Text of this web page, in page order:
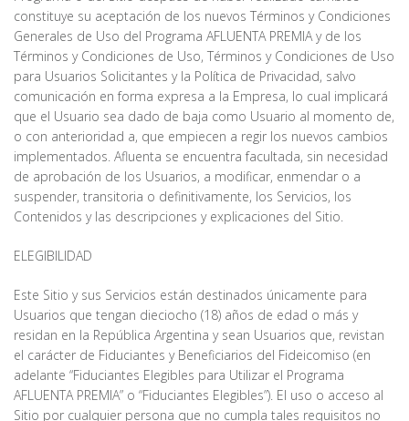
constituye su aceptación de los nuevos Términos y Condiciones
Generales de Uso del Programa AFLUENTA PREMIA y de los
Términos y Condiciones de Uso, Términos y Condiciones de Uso
para Usuarios Solicitantes y la Política de Privacidad, salvo
comunicación en forma expresa a la Empresa, lo cual implicará
que el Usuario sea dado de baja como Usuario al momento de,
o con anterioridad a, que empiecen a regir los nuevos cambios
implementados. Afluenta se encuentra facultada, sin necesidad
de aprobación de los Usuarios, a modificar, enmendar o a
suspender, transitoria o definitivamente, los Servicios, los
Contenidos y las descripciones y explicaciones del Sitio.
ELEGIBILIDAD
Este Sitio y sus Servicios están destinados únicamente para
Usuarios que tengan dieciocho (18) años de edad o más y
residan en la República Argentina y sean Usuarios que, revistan
el carácter de Fiduciantes y Beneficiarios del Fideicomiso (en
adelante “Fiduciantes Elegibles para Utilizar el Programa
AFLUENTA PREMIA” o “Fiduciantes Elegibles”). El uso o acceso al
Sitio por cualquier persona que no cumpla tales requisitos no